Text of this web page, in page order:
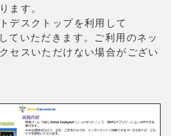
ます。
デスクトップを利用して
ていただきます。ご利用のネッ
セスいただけない場合がござい